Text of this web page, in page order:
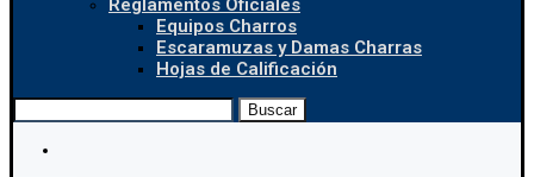
Reglamentos Oficiales
Equipos Charros
Escaramuzas y Damas Charras
Hojas de Calificación
Buscar